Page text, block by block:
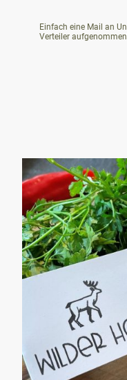
Einfach eine Mail an
Verteiler